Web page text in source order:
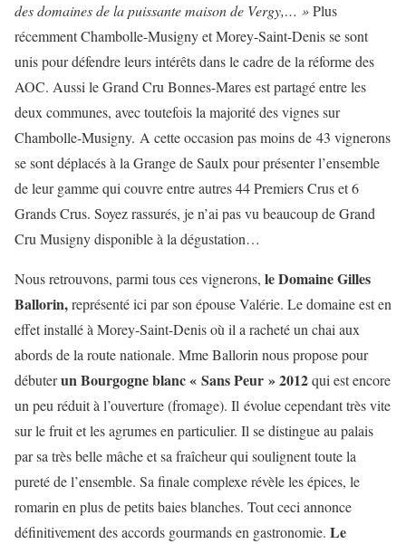
des domaines de la puissante maison de Vergy,… »Plus
récemment Chambolle-Musigny et Morey-Saint-Denis se sont
unis pour défendre leurs intérêts dans le cadre de la réforme des
AOC. Aussi le Grand Cru Bonnes-Mares est partagé entre les
deux communes, avec toutefois la majorité des vignes sur
Chambolle-Musigny. A cette occasion pas moins de 43 vignerons
se sont déplacés à la Grange de Saulx pour présenter l’ensemble
de leur gamme qui couvre entre autres 44 Premiers Crus et 6
Grands Crus. Soyez rassurés, je n’ai pas vu beaucoup de Grand
Cru Musigny disponible à la dégustation…
Nous retrouvons, parmi tous ces vignerons, le Domaine Gilles
Ballorin,représenté ici par son épouse Valérie. Le domaine est en
effet installé à Morey-Saint-Denis où il a racheté un chai aux
abords de la route nationale. Mme Ballorin nous propose pour
débuterun Bourgogne blanc « Sans Peur » 2012qui est encore
un peu réduit à l’ouverture (fromage). Il évolue cependant très vite
sur le fruit et les agrumes en particulier. Il se distingue au palais
par sa très belle mâche et sa fraîcheur qui soulignent toute la
pureté de l’ensemble. Sa finale complexe révèle les épices, le
romarin en plus de petits baies blanches. Tout ceci annonce
définitivement des accords gourmands en gastronomie. Le